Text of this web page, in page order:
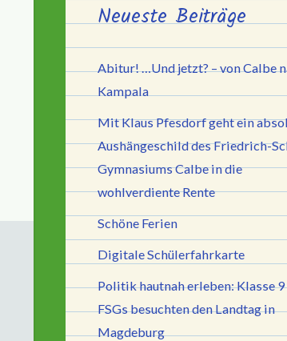
Neueste Beiträge
Abitur! …Und jetzt? – von Calbe
Kampala
Mit Klaus Pfesdorf geht ein
Aushängeschild des Friedrich-
Gymnasiums Calbe in die
wohlverdiente Rente
Schöne Ferien
Digitale Schülerfahrkarte
Politik hautnah erleben: Klasse 9
FSGs besuchten den Landtag in
Magdeburg